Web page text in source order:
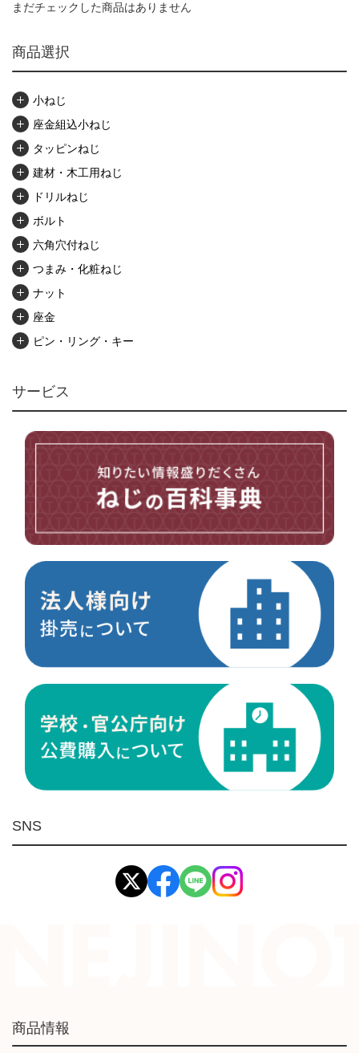
まだチェックした商品はありません
商品選択
小ねじ
座金組込小ねじ
タッピンねじ
建材・木工用ねじ
ドリルねじ
ボルト
六角穴付ねじ
つまみ・化粧ねじ
ナット
座金
ピン・リング・キー
アンカー・プラグ
ユニファイねじ
その他ねじ
電材・設備
切削工具
ケミカル製品
荷役伝導
環境安全用品
イマオ製品(IMAO)
工業資材(栃木屋)
サービス
SNS
商品情報